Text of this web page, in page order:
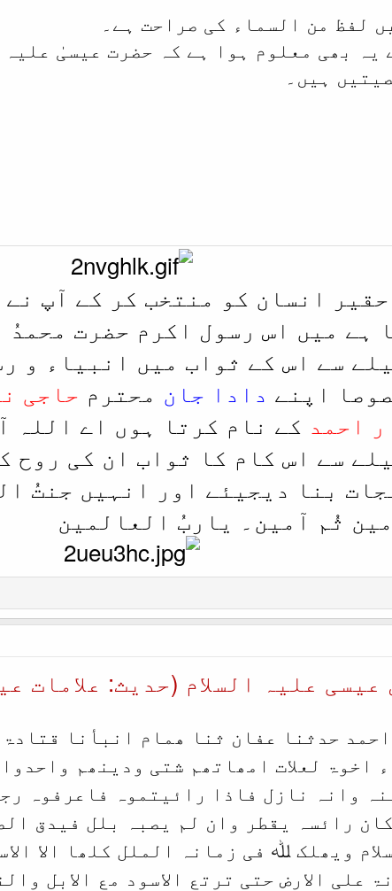
سے یہ بھی معلوم ہوا ہے کہ حضرت عیسیٰ
ہیں۔
انسان کو منتخب کر کے آپ
ہے میں اس رسول اکرم حضرت
سے اس کے ثواب میں انبیاء و
اپنے دادا جان محترم حاجی
احمد کے نام کرتا ہوں اے اللہ
سے اس کام کا ثواب ان کی روح
بنا دیجیئے اور انہیں جنتُ
ثُم آمین۔ یاربُ العالمین
عیسی علیہ السلام (حدیث: علامات
احمد حدثنا عفان ثنا ھمام انبأنا
اخوۃ لعلات امھاتھم شتی ودینھم
وانہ نازل فاذا رائیتموہ فاعرفوہ
رائسہ یقطر وان لم یصبہ بلل فیدق
ویھلک ﷲ فی زمانہ الملل کلھا الا
علی الارض حتی ترتع الاسود مع الابل